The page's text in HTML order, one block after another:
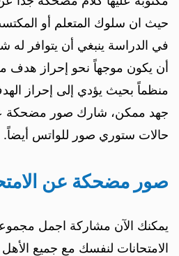
حيث ان سلوك المتعلم أو
في الدراسة ينبغي أن يتوافر له
أن يكون موجهاً نحو إحراز هدف
منظماً بحيث يؤدي إلى إحراز
جهد ممكن، شارك صور مضحكة
حالات ستوري صور للواتس أيضاً.
صور مضحكة عن
يمكنك الآن مشاركة اجمل
الامتحانات لنفسك مع جميع